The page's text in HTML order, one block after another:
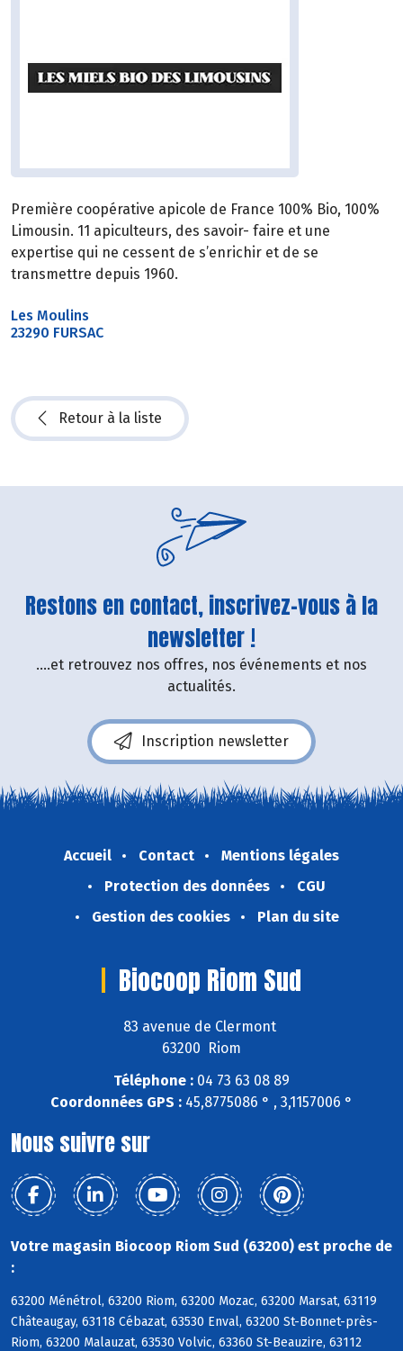
Première coopérative apicole de France 100% Bio, 100%
Limousin. 11 apiculteurs, des savoir- faire et une
expertise qui ne cessent de s’enrichir et de se
transmettre depuis 1960.
Les Moulins
23290 FURSAC
Retour à la liste
Restons en contact, inscrivez-vous à la
newsletter !
....et retrouvez nos offres, nos événements et nos
actualités.
Inscription newsletter
Accueil Contact
Mentions légales
Protection des données
CGU
Gestion des cookies
Plan du site
Biocoop Riom Sud
83 avenue de Clermont
63200 Riom
Téléphone : 04 73 63 08 89
Coordonnées GPS : 45,8775086 ° , 3,1157006 °
Nous suivre sur
Votre magasin Biocoop Riom Sud (63200) est proche de
:
63200 Ménétrol, 63200 Riom, 63200 Mozac, 63200 Marsat, 63119
Châteaugay, 63118 Cébazat, 63530 Enval, 63200 St-Bonnet-près-
Riom, 63200 Malauzat, 63530 Volvic, 63360 St-Beauzire, 63112